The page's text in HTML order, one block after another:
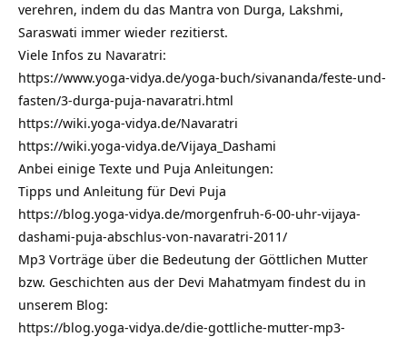
verehren, indem du das Mantra von Durga, Lakshmi,
Saraswati immer wieder rezitierst.
Viele Infos zu Navaratri:
https://www.yoga-vidya.de/yoga-buch/sivananda/feste-und-
fasten/3-durga-puja-navaratri.html
https://wiki.yoga-vidya.de/Navaratri
https://wiki.yoga-vidya.de/Vijaya_Dashami
Anbei einige Texte und Puja Anleitungen:
Tipps und Anleitung für Devi Puja
https://blog.yoga-vidya.de/morgenfruh-6-00-uhr-vijaya-
dashami-puja-abschlus-von-navaratri-2011/
Mp3 Vorträge über die Bedeutung der Göttlichen Mutter
bzw. Geschichten aus der Devi Mahatmyam findest du in
unserem Blog:
https://blog.yoga-vidya.de/die-gottliche-mutter-mp3-